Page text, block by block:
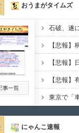
おうまがタイムズ
東京で「
にゃんこ速報